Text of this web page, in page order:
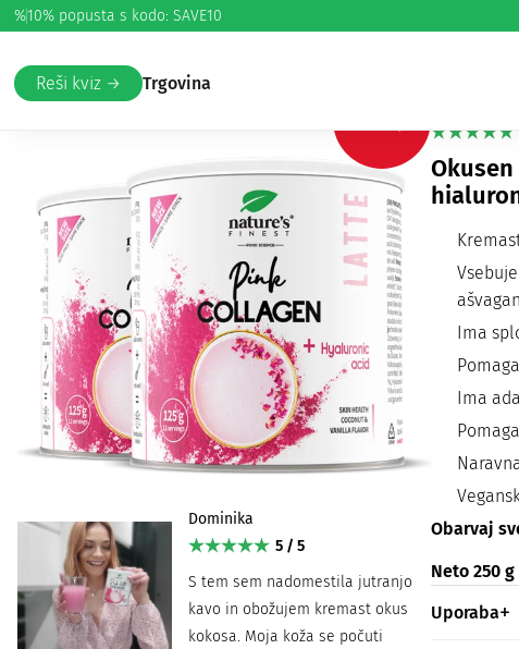
%10% popusta s kodo: SAVE10
Reši kviz → Trgovina
Domov/Lepota in nega/Koža in gubice (anti-age)/ PINK
Dominika
5 / 5
S tem sem nadomestila jutranjo
kavo in obožujem kremast okus
kokosa. Moja koža se počuti
Ima
Ima
Obarvaj
Neto 250
Uporaba